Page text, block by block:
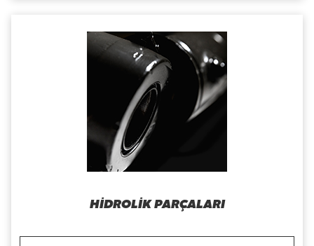
HIDROLIK PARÇALARI